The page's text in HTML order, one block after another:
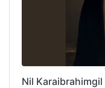
Nil Karaibrahimgil